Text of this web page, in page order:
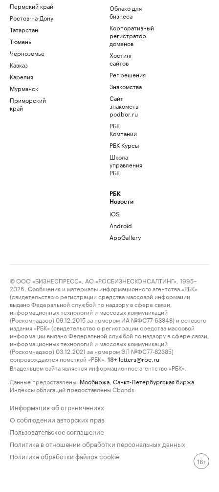
Пермский край
Ростов-на-Дону
Татарстан
Тюмень
Черноземье
Кавказ
Карелия
Мурманск
Приморский
край
Облако для
бизнеса
Корпоративный
регистратор
доменов
Хостинг
сайтов
Рег.решения
Знакомства
Сайт
знакомств
podbor.ru
РБК
Компании
РБК Курсы
Школа
управления
РБК
РБК
Новости
iOS
Android
AppGallery
© ООО «БИЗНЕСПРЕСС», АО «РОСБИЗНЕСКОНСАЛТИНГ», 1995–
2026. Сообщения и материалы информационного агентства «РБК»
(свидетельство о регистрации средства массовой информации
выдано Федеральной службой по надзору в сфере связи,
информационных технологий и массовых коммуникаций
(Роскомнадзор) 09.12.2015 за номером ИА №ФС77-63848) и сетевого
издания «РБК» (свидетельство о регистрации средства массовой
информации выдано Федеральной службой по надзору в сфере связи,
информационных технологий и массовых коммуникаций
(Роскомнадзор) 03.12.2021 за номером ЭЛ №ФС77-82385)
сопровождаются пометкой «РБК».
18+ letters@rbc.ru
Владельцем сайта является информационное агентство «РБК».
Данные предоставлены: Мосбиржа Санкт-Петербургская биржа
Индексы облигаций предоставлены Cbonds.
Информация об ограничениях
О соблюдении авторских прав
Пользовательское соглашение
Политика в отношении обработки персональных данных
Политика обработки файлов cookie
18+